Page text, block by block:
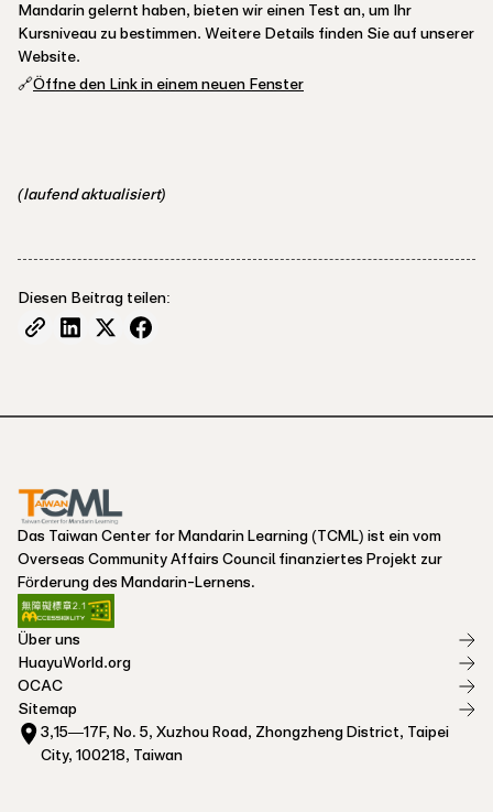
Mandarin gelernt haben, bieten wir einen Test an, um Ihr
Kursniveau zu bestimmen. Weitere Details finden Sie auf unserer
Website.
🔗Öffne den Link in einem neuen Fenster
(laufend aktualisiert)
Diesen Beitrag teilen:
Das Taiwan Center for Mandarin Learning (TCML) ist ein vom
Overseas Community Affairs Council finanziertes Projekt zur
Förderung des Mandarin-Lernens.
Über uns
HuayuWorld.org
OCAC
Sitemap
3,15—17F, No. 5, Xuzhou Road, Zhongzheng District, Taipei
City, 100218, Taiwan